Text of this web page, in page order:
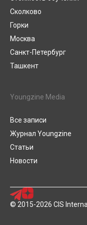
Сколково
Горки
Москва
Санкт-Петербург
Ташкент
Youngzine Media
Все записи
Журнал Youngzine
Статьи
Новости
© 2015-2026 CIS